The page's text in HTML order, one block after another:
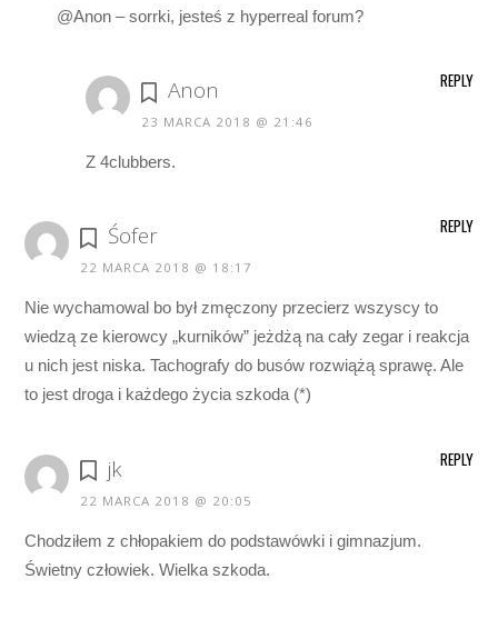
@Anon – sorrki, jesteś z hyperreal forum?
Anon
23 MARCA 2018 @ 21:46
Z 4clubbers.
REPLY
Śofer
22 MARCA 2018 @ 18:17
Nie wychamowal bo był zmęczony przecierz wszyscy to
wiedzą ze kierowcy „kurników” jeżdżą na cały zegar i reakcja
u nich jest niska. Tachografy do busów rozwiążą sprawę. Ale
to jest droga i każdego życia szkoda (*)
REPLY
jk
22 MARCA 2018 @ 20:05
Chodziłem z chłopakiem do podstawówki i gimnazjum.
Świetny człowiek. Wielka szkoda.
REPLY